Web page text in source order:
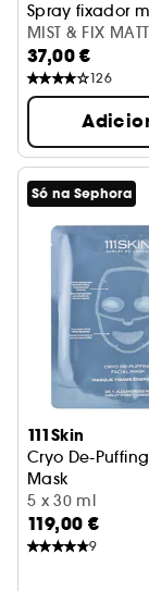
Spray fixador
MIST & FIX
37,00 €
126
Só na Sephora
111Skin
Cryo De-
Mask
Máscara de
5 x 30 ml
119,00 €
9